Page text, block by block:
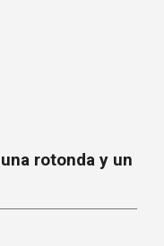
rotonda y un